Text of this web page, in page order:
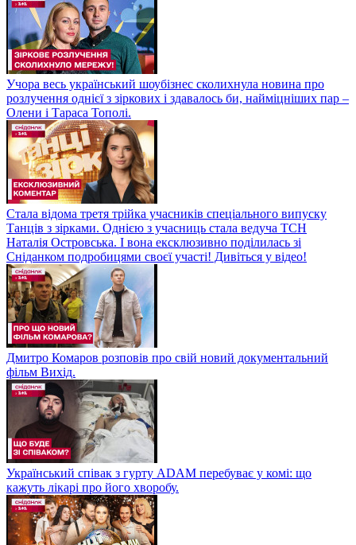
Учора весь український шоубізнес сколихнула новина про
розлучення однієї з зіркових і здавалось би, найміцніших пар –
Олени і Тараса Тополі.
Стала відома третя трійка учасників спеціального випуску
Танців з зірками. Однією з учасниць стала ведуча ТСН
Наталія Островська. І вона ексклюзивно поділилась зі
Сніданком подробицями своєї участі! Дивіться у відео!
Дмитро Комаров розповів про свій новий документальний
фільм Вихід.
Український співак з гурту ADAM перебуває у комі: що
кажуть лікарі про його хворобу.